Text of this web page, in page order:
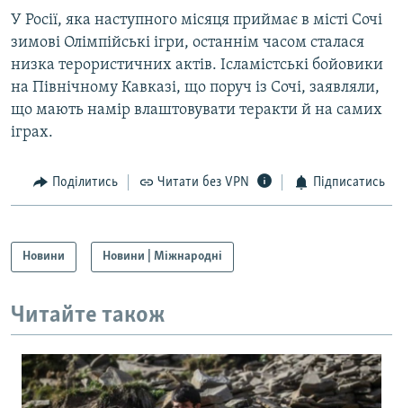
У Росії, яка наступного місяця приймає в місті Сочі
зимові Олімпійські ігри, останнім часом сталася
низка терористичних актів. Ісламістські бойовики
на Північному Кавказі, що поруч із Сочі, заявляли,
що мають намір влаштовувати теракти й на самих
іграх.
Поділитись Читати без VPN Підписатись
Новини Новини | Міжнародні
Читайте також